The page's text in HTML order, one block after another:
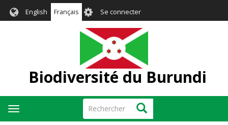
English Français User
account
menu
Se connecter
Biodiversité du Burundi
Rechercher Rechercher
Toggle
navigation